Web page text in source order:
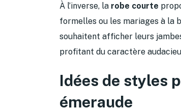
À l’inverse, la robe courte
formelles ou les mariages à la
souhaitent afficher leurs
profitant du caractère
Idées de styles
émeraude